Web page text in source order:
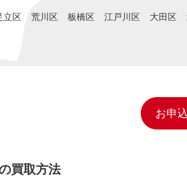
立区 荒川区 板橋区 江戸川区 大田区
お申
買取方法